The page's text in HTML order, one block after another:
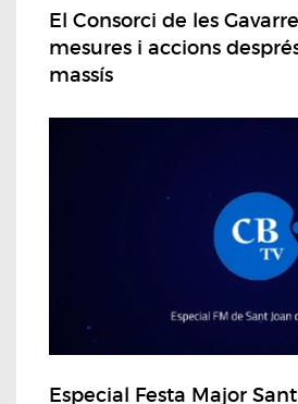
El Consorci de les
mesures i accions
massís
Especial Festa Major